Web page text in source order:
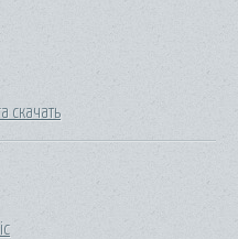
скачать